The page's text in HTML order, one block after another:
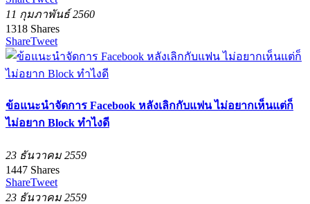
11 กุมภาพันธ์ 2560
1318 Shares
ShareTweet
‪ข้อแนะนำจัดการ Facebook หลังเลิกกับแฟน ไม่อยากเห็นแต่ก็
ไม่อยาก Block ทำไงดี‬
23 ธันวาคม 2559
1447 Shares
ShareTweet
23 ธันวาคม 2559